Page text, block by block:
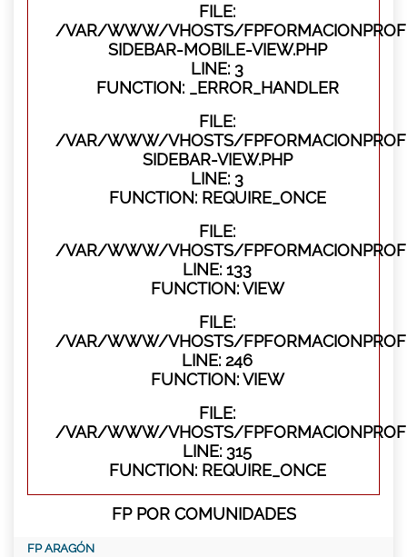
FILE:
/VAR/WWW/VHOSTS/
SIDEBAR-MOBILE-VIEW.PHP
LINE: 3
FUNCTION: _ERROR_HANDLER
FILE:
/VAR/WWW/VHOSTS/
SIDEBAR-VIEW.PHP
LINE: 3
FUNCTION: REQUIRE_ONCE
FILE:
/VAR/WWW/VHOSTS/
LINE: 133
FUNCTION: VIEW
FILE:
/VAR/WWW/VHOSTS/
LINE: 246
FUNCTION: VIEW
FILE:
/VAR/WWW/VHOSTS/
LINE: 315
FUNCTION: REQUIRE_ONCE
FP POR COMUNIDADES
FP ARAGÓN